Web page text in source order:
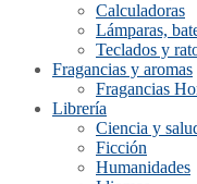
Calculadoras
Lámparas,
Teclados y
Fragancias y aromas
Fragancias
Librería
Ciencia y
Ficción
Humanidades